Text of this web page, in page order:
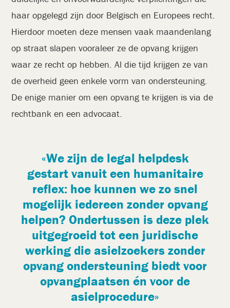
haar opgelegd zijn door Belgisch en Europees recht.
Hierdoor moeten deze mensen vaak maandenlang
op straat slapen vooraleer ze de opvang krijgen
waar ze recht op hebben. Al die tijd krijgen ze van
de overheid geen enkele vorm van ondersteuning.
De enige manier om een opvang te krijgen is via de
rechtbank en een advocaat.
We zijn de legal helpdesk
gestart vanuit een humanitaire
reflex: hoe kunnen we zo snel
mogelijk iedereen zonder opvang
helpen? Ondertussen is deze plek
uitgegroeid tot een juridische
werking die asielzoekers zonder
opvang ondersteuning biedt voor
opvangplaatsen én voor de
asielprocedure